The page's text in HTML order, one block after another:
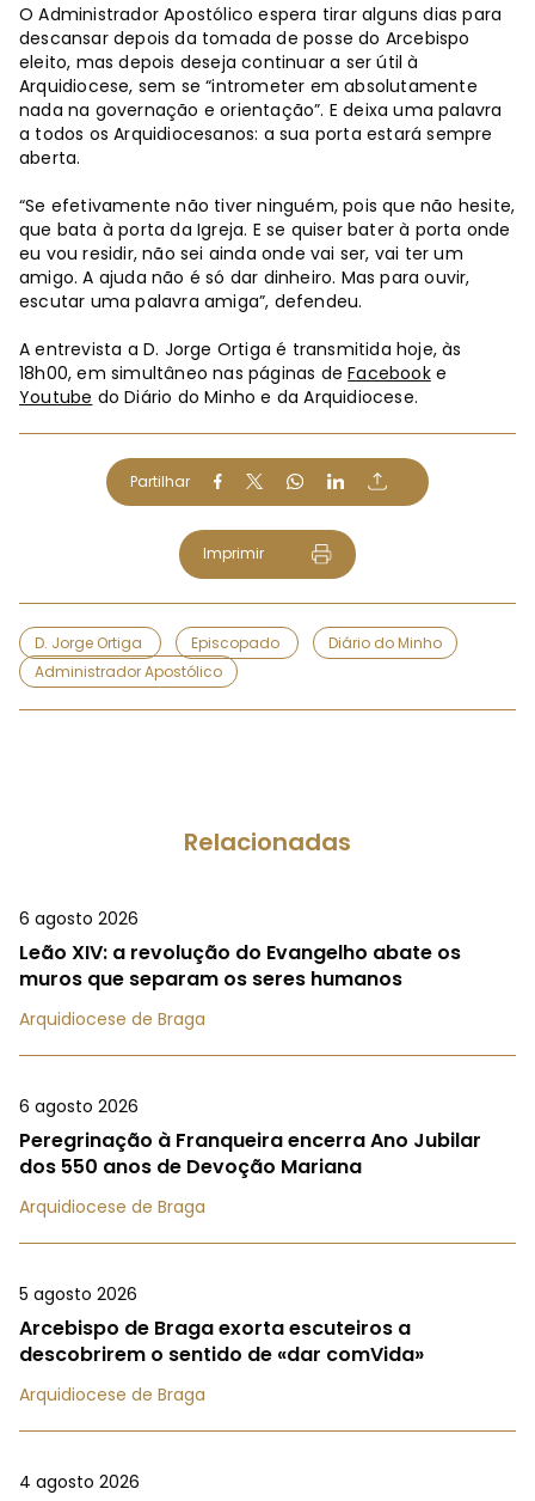
O Administrador Apostólico espera tirar alguns dias para
descansar depois da tomada de posse do Arcebispo
eleito, mas depois deseja continuar a ser útil à
Arquidiocese, sem se “intrometer em absolutamente
nada na governação e orientação”. E deixa uma palavra
a todos os Arquidiocesanos: a sua porta estará sempre
aberta.
“Se efetivamente não tiver ninguém, pois que não hesite,
que bata à porta da Igreja. E se quiser bater à porta onde
eu vou residir, não sei ainda onde vai ser, vai ter um
amigo. A ajuda não é só dar dinheiro. Mas para ouvir,
escutar uma palavra amiga”, defendeu.
A entrevista a D. Jorge Ortiga é transmitida hoje, às
18h00, em simultâneo nas páginas deFacebooke
Youtube do Diário do Minho e da Arquidiocese.
Partilhar
Imprimir
D. Jorge Ortiga Episcopado
Diário do Minho
Administrador Apostólico
Relacionadas
6 agosto 2026
Leão XIV: a revolução do Evangelho abate os
muros que separam os seres humanos
Arquidiocese de Braga
6 agosto 2026
Peregrinação à Franqueira encerra Ano Jubilar
dos 550 anos de Devoção Mariana
Arquidiocese de Braga
5 agosto 2026
Arcebispo de Braga exorta escuteiros a
descobrirem o sentido de «dar comVida»
Arquidiocese de Braga
4 agosto 2026